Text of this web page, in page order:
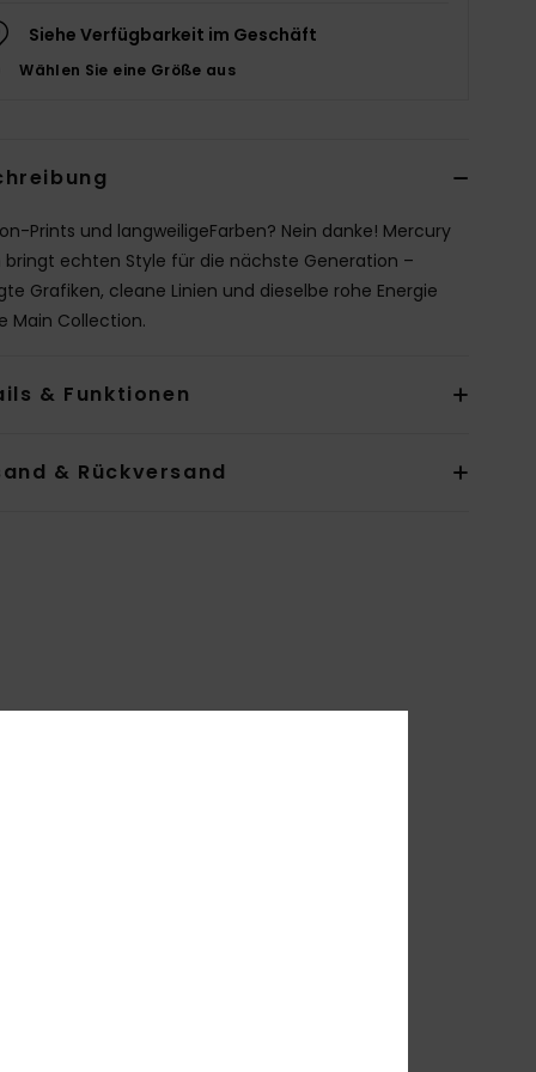
Siehe Verfügbarkeit im Geschäft
Wählen Sie eine Größe aus
Prints und langweiligeFarben? Nein danke! Mercury
bringt echten Style für die nächste Generation –
Grafiken, cleane Linien und dieselbe rohe Energie
Main Collection.
& Funktionen
& Rückversand